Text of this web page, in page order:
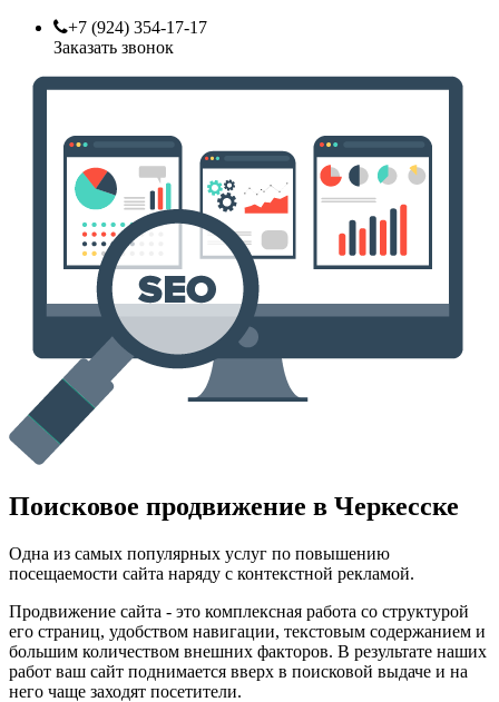
+7 (924) 354-17-17
Заказать звонок
Поисковое продвижение в Черкесске
Одна из самых популярных услуг по повышению
посещаемости сайта наряду с контекстной рекламой.
Продвижение сайта - это комплексная работа со структурой
его страниц, удобством навигации, текстовым содержанием и
большим количеством внешних факторов. В результате наших
работ ваш сайт поднимается вверх в поисковой выдаче и на
него чаще заходят посетители.